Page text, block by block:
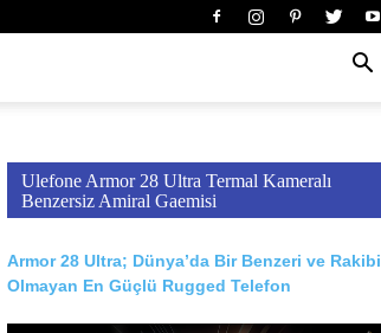
Ulefone Armor 28 Ultra Termal Kameralı
Benzersiz Amiral Gaemisi
Armor 28 Ultra; Dünya’da Bir Benzeri ve Rakibi
Olmayan En Güçlü Rugged Telefon